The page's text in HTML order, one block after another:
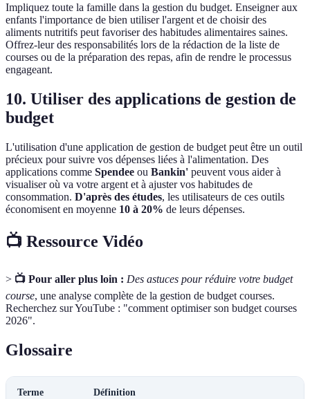
Impliquez toute la famille dans la gestion du budget. Enseigner aux
enfants l'importance de bien utiliser l'argent et de choisir des
aliments nutritifs peut favoriser des habitudes alimentaires saines.
Offrez-leur des responsabilités lors de la rédaction de la liste de
courses ou de la préparation des repas, afin de rendre le processus
engageant.
10. Utiliser des applications de gestion de
budget
L'utilisation d'une application de gestion de budget peut être un outil
précieux pour suivre vos dépenses liées à l'alimentation. Des
applications comme Spendee ou Bankin' peuvent vous aider à
visualiser où va votre argent et à ajuster vos habitudes de
consommation. D'après des études, les utilisateurs de ces outils
économisent en moyenne 10 à 20% de leurs dépenses.
📺 Ressource Vidéo
> 📺 Pour aller plus loin : Des astuces pour réduire votre budget
course, une analyse complète de la gestion de budget courses.
Recherchez sur YouTube : "comment optimiser son budget courses
2026".
Glossaire
Terme Définition